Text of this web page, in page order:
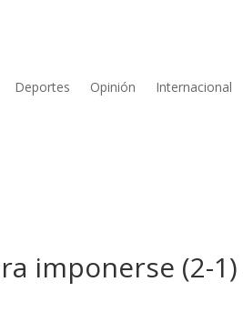
Deportes Opinión Internacional
imponerse (2-1)